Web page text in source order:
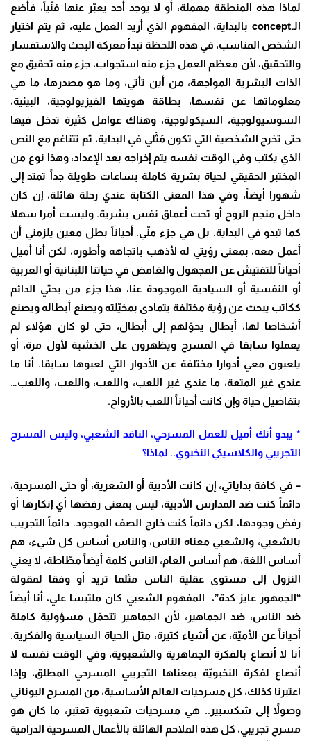
لماذا هذه المنطقة مهملة، أو لا يوجد أحد يعبّر عنها فنّياً، فأضع
الـconcept بالبداية، المفهوم الذي أريد العمل عليه، ثم يتم اختيار
الشخص المناسب، في هذه اللحظة تبدأ معركة البحث والاستفسار
والتحقيق، لأن معظم العمل جزء منه استجواب، جزء منه تحقيق مع
الذات البشرية المواجهة، من أين تأتي، وما هو مصدرها، ما هي
معلوماتها عن نفسها، بطاقة هويتها الفيزيولوجية، البيئية،
السوسيولوجية، السيكولوجية، وهناك عوامل كثيرة تدخل فيها
حتى تخرج الشخصية التي تكون مَثْلي في البداية، ثم تتناغم مع النص
الذي يكتب وفي الوقت نفسه يتم إخراجه بعد الإعداد، وهذا نوع من
المختبر الحقيقي لحياة بشرية كاملة بساعات طويلة جداً تمتد إلى
شهورا أيضاً، وفي هذا المعنى الكتابة عندي رحلة هائلة، إن كان
داخل منجم الروح أو تحت أعماق نفس بشرية. وليست أمرا سهلا
كما تبدو في البداية. بل هي جزء منّي. أحياناً بطل معين يلزمني أن
أعمل معه، بمعنى رؤيتي له لأذهب باتجاهه وأطوره، لكن أنا أميل
أحياناً للتفتيش عن المجهول والغامض في حياتنا اللبنانية أو العربية
أو النفسية أو السيادية الموجودة عنا، هذا جزء من بحثي الدائم
ككاتب يبحث عن رؤية مختلفة يتمادى بمخيّلته ويصنع أبطاله ويصنع
أشخاصا لها، أبطال يحوّلهم إلى أبطال، حتى لو كان هؤلاء لم
يعملوا سابقا في المسرح ويظهرون على الخشبة لأول مرة، أو
يلعبون معي أدوارا مختلفة عن الأدوار التي لعبوها سابقا. أنا ما
عندي غير المتعة، ما عندي غير اللعب، واللعب، واللعب، واللعب…
بتفاصيل حياة وإن كانت أحياناً اللعب بالأرواح .
* يبدو أنك أميل للعمل المسرحي، الناقد الشعبي، وليس المسرح
التجريبي والكلاسيكي النخبوي.. لماذا؟
– في كافة بداياتي، إن كانت الأدبية أو الشعرية، أو حتى المسرحية،
دائماً كنت ضد المدارس الأدبية، ليس بمعنى رفضها أي إنكارها أو
رفض وجودها، لكن دائماً كنت خارج الصف الموجود. دائماً التجريب
بالشعبي، والشعبي معناه الناس، والناس أساس كل شيء، هم
أساس اللغة، هم أساس العام، الناس كلمة أيضاً مطّاطة، لا يعني
النزول إلى مستوى عقلية الناس مثلما تريد أو وفقا لمقولة
“الجمهور عايز كدة”، المفهوم الشعبي كان ملتبسا علي، أنا أيضاً
ضد الناس، ضد الجماهير، لأن الجماهير تتحمّل مسؤولية كاملة
أحياناً عن الأميّة، عن أشياء كثيرة، مثل الحياة السياسية والفكرية.
أنا لا أنصاع بالفكرة الجماهرية والشعبوية، وفي الوقت نفسه لا
أنصاع لفكرة النخبويّة بمعناها التجريبي المسرحي المطلق، وإذا
اعتبرنا كذلك، كل مسرحيات العالم الأساسية، من المسرح اليوناني
وصولاً إلى شكسبير.. هي مسرحيات شعبوية تعتبر، ما كان هو
مسرح تجريبي، كل هذه الملاحم الهائلة بالأعمال المسرحية الدرامية